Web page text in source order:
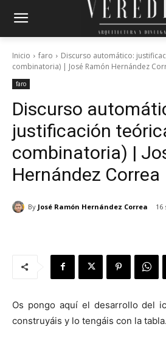
Inicio faro
Discurso automático:
combinatoria) | José Ramón Hernández
faro
Discurso
justificación
combinatoria) |
Hernández Correa
By José Ramón Hernández Correa 16
Os pongo aquí el desarrollo del
construyáis y lo tengáis con la tabla.